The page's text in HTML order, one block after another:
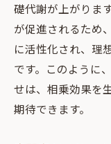
礎代謝が上がりま
が促進されるため
に活性化され、理
です。このように
せは、相乗効果を
期待できます。